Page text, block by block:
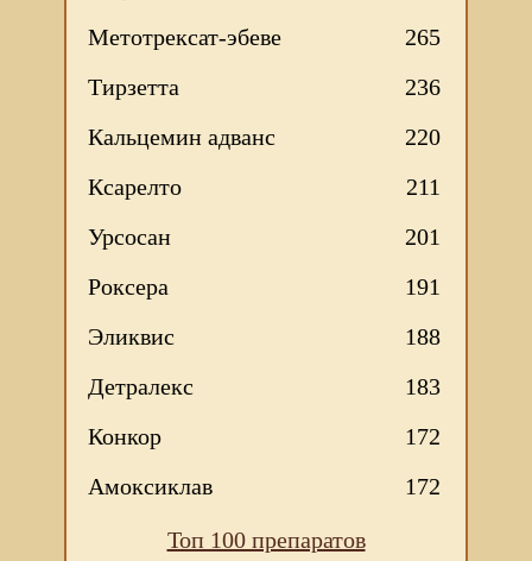
Метотрексат-эбеве
265
Тирзетта
236
Кальцемин адванс
220
Ксарелто
211
Урсосан
201
Роксера
191
Эликвис
188
Детралекс
183
Конкор
172
Амоксиклав
172
Топ 100 препаратов
Мы используем файлы Сookie для корректной работы